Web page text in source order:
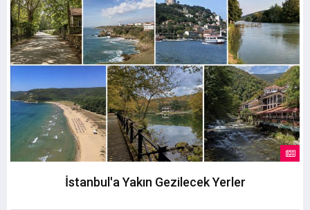
İstanbul'a Yakın Gezilecek Yerler